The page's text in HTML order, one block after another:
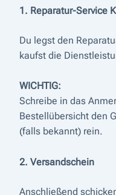
1. Reparatur-Service
Du legst den
kaufst die
WICHTIG:
Schreibe in das
Bestellübersicht den
(falls bekannt) rein.
2. Versandschein
Anschließend